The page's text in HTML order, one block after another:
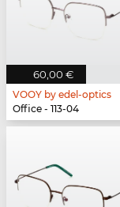
60,00 €
VOOY by edel-optics
Office - 113-04